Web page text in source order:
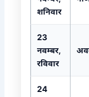
शनिवार
23
नवम्बर,
रविवार
24